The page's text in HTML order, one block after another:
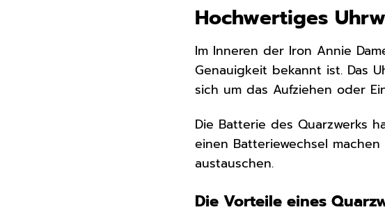
Hochwertiges
Im Inneren der Iron Annie
Genauigkeit bekannt ist. Das
sich um das Aufziehen oder
Die Batterie des Quarzwerks
einen Batteriewechsel
austauschen.
Die Vorteile eines